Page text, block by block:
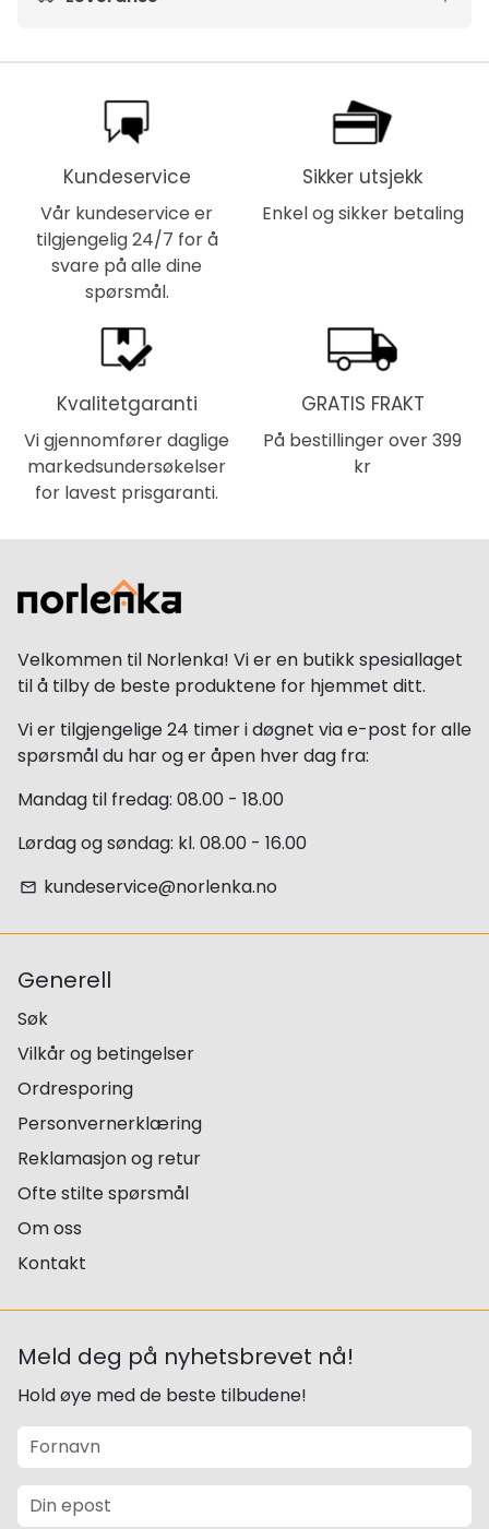
Kundeservice
Vår kundeservice er
tilgjengelig 24/7 for å
svare på alle dine
spørsmål.
Sikker utsjekk
Enkel og sikker betaling
Kvalitetgaranti
Vi gjennomfører daglige
markedsundersøkelser
for lavest prisgaranti.
GRATIS FRAKT
På bestillinger over 399
kr
Velkommen til Norlenka! Vi er en butikk spesiallaget
til å tilby de beste produktene for hjemmet ditt.
Vi er tilgjengelige 24 timer i døgnet via e-post for alle
spørsmål du har og er åpen hver dag fra:
Mandag til fredag: 08.00 - 18.00
Lørdag og søndag: kl. 08.00 - 16.00
email kundeservice@norlenka.no
Generell
Søk
Vilkår og betingelser
Ordresporing
Personvernerklæring
Reklamasjon og retur
Ofte stilte spørsmål
Om oss
Kontakt
Meld deg på nyhetsbrevet nå!
Hold øye med de beste tilbudene!